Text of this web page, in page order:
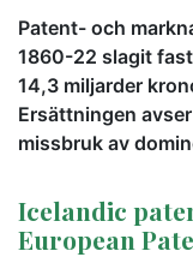
Patent- och
1860-22 slagit
14,3 miljarder
Ersättningen
missbruk av
Icelandic
European